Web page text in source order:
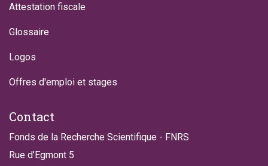
Attestation fiscale
Glossaire
Logos
Offres d'emploi et stages
Contact
Fonds de la Recherche Scientifique - FNRS
Rue d’Egmont 5